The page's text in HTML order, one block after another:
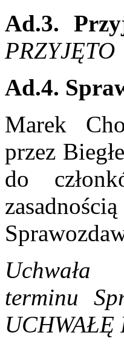
Ad.3.
PRZYJĘTO
Ad.4.
Marek
przez
do
terminu
UCHWAŁĘ